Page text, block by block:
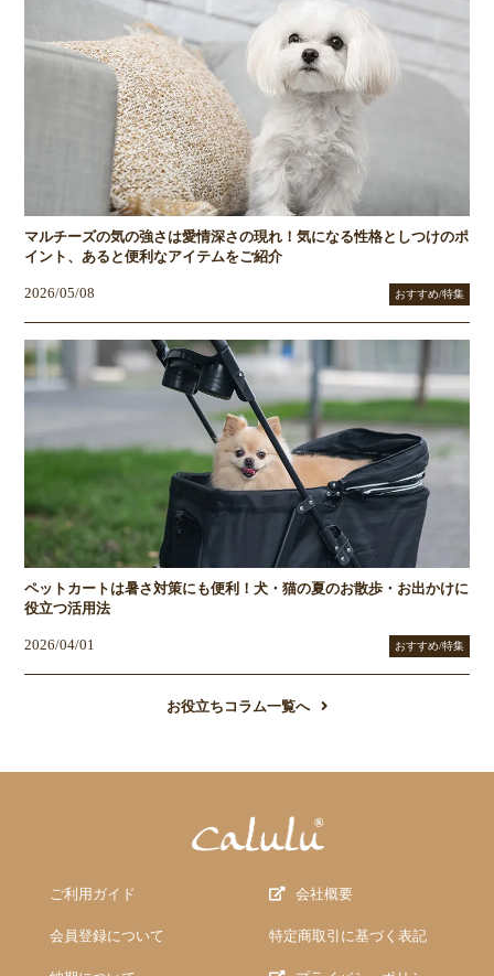
マルチーズの気の強さは愛情深さの現れ！気になる性格としつけのポ
イント、あると便利なアイテムをご紹介
2026/05/08 おすすめ/特集
ペットカートは暑さ対策にも便利！犬・猫の夏のお散歩・お出かけに
役立つ活用法
2026/04/01 おすすめ/特集
お役立ちコラム一覧へ
ご利用ガイド
会員登録について
会社概要
特定商取引に基づく表記